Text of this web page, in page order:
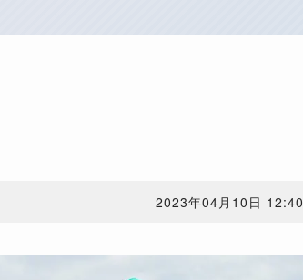
2023年04月10日 12:40